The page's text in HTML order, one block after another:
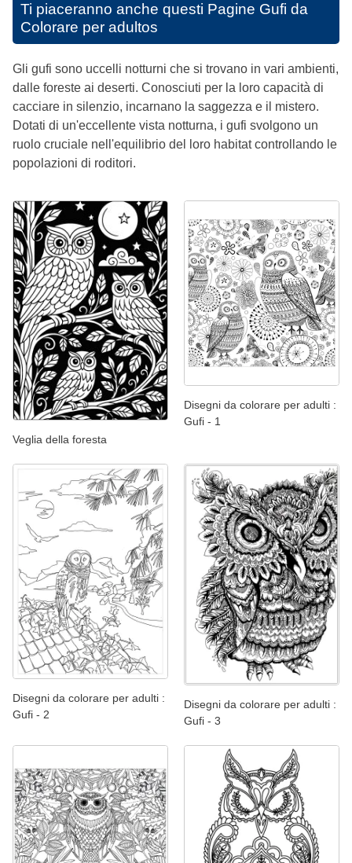
Ti piaceranno anche questi Pagine Gufi da
Colorare per adultos
Gli gufi sono uccelli notturni che si trovano in vari ambienti,
dalle foreste ai deserti. Conosciuti per la loro capacità di
cacciare in silenzio, incarnano la saggezza e il mistero.
Dotati di un'eccellente vista notturna, i gufi svolgono un
ruolo cruciale nell'equilibrio del loro habitat controllando le
popolazioni di roditori.
Veglia della foresta
Disegni da colorare per adulti :
Gufi - 1
Disegni da colorare per adulti :
Gufi - 2
Disegni da colorare per adulti :
Gufi - 3